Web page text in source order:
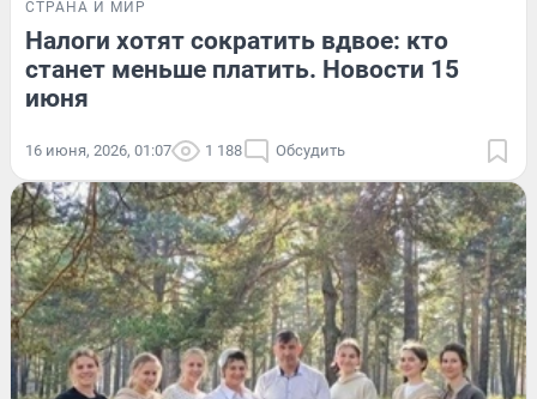
СТРАНА И МИР
Налоги хотят сократить вдвое: кто
станет меньше платить. Новости 15
июня
16 июня, 2026, 01:07 1 188 Обсудить